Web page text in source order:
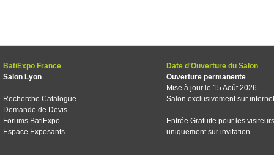
BatiExpo France
Salon Lyon
Recherche Catalogue
Demande de Devis
Forums BatiExpo
Espace Exposants
Date d'Ouverture du Salon
Ouverture permanente
Mise à jour le 15 Août 2026
Salon exclusivement sur internet
Entrée Gratuite pour les visiteurs
uniquement sur invitation.